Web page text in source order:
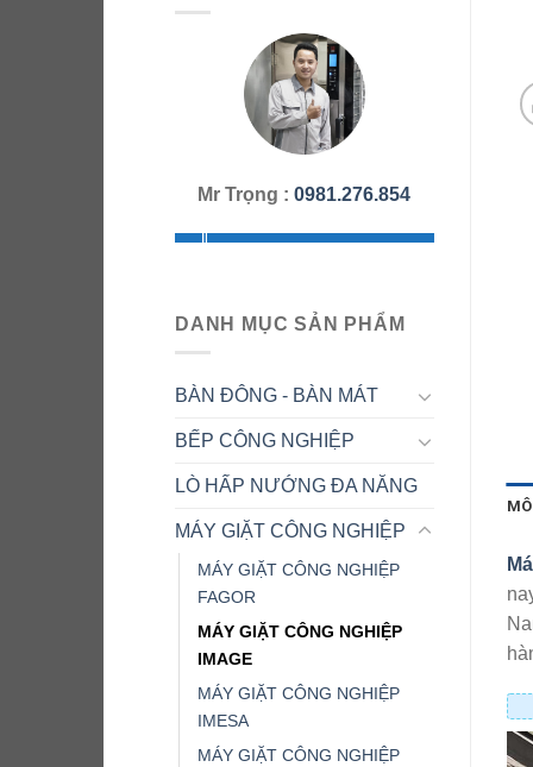
Mr Trọng :0981.276.854
DANH MỤC SẢN PHẨM
BÀN ĐÔNG - BÀN MÁT
BẾP CÔNG NGHIỆP
LÒ HẤP NƯỚNG ĐA NĂNG
MÁY GIẶT CÔNG NGHIỆP
MÁY GIẶT CÔNG NGHIỆP
FAGOR
MÁY GIẶT CÔNG NGHIỆP
IMAGE
MÁY GIẶT CÔNG NGHIỆP
IMESA
MÁY GIẶT CÔNG NGHIỆP